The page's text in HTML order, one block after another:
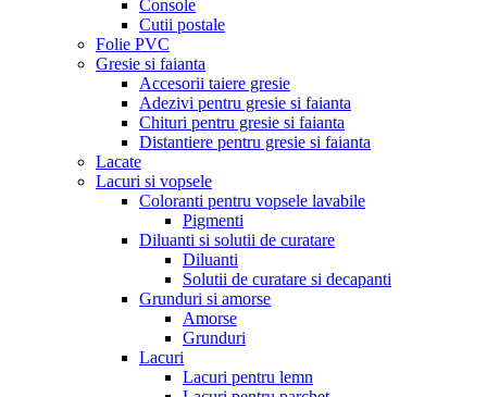
Console
Cutii postale
Folie PVC
Gresie si faianta
Accesorii taiere gresie
Adezivi pentru gresie si faianta
Chituri pentru gresie si faianta
Distantiere pentru gresie si faianta
Lacate
Lacuri si vopsele
Coloranti pentru vopsele lavabile
Pigmenti
Diluanti si solutii de curatare
Diluanti
Solutii de curatare si decapanti
Grunduri si amorse
Amorse
Grunduri
Lacuri
Lacuri pentru lemn